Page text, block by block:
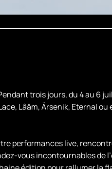
trois jours, du 4 au 6
Lââm, Ärsenik, Eternal ou
performances live,
vous incontournables de